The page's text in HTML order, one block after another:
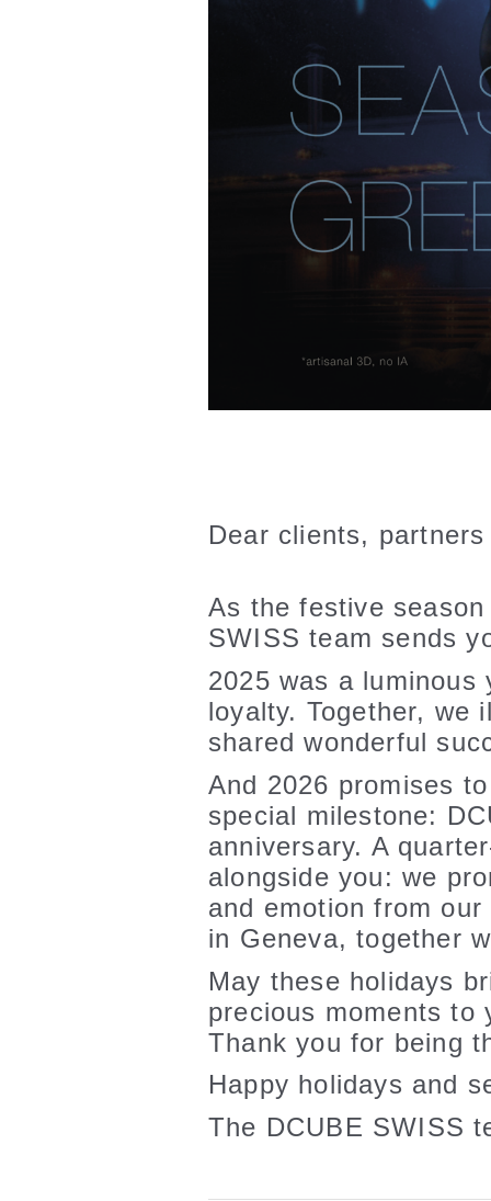
Dear clients,
As the festive
SWISS team sends
2025 was a
loyalty. Together, we
shared wonderful
And 2026 promises
special milestone:
anniversary. A
alongside you: we
and emotion from our
in Geneva, together
May these holidays
precious moments to
Thank you for being
Happy holidays and
The DCUBE SWISS